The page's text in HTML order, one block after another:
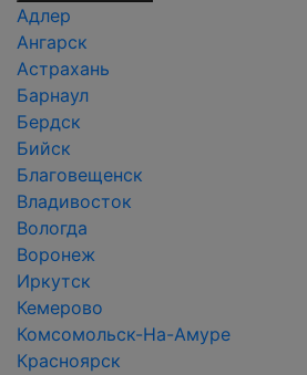
Адлер
Ангарск
Астрахань
Барнаул
Бердск
Бийск
Благовещенск
Владивосток
Вологда
Воронеж
Иркутск
Кемерово
Комсомольск-На-Амуре
Красноярск